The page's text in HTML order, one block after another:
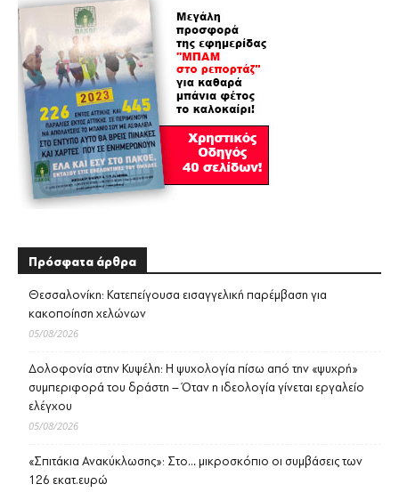
Πρόσφατα άρθρα
Θεσσαλονίκη: Κατεπείγουσα εισαγγελική παρέμβαση για
κακοποίηση χελώνων
05/08/2026
Δολοφονία στην Κυψέλη: Η ψυχολογία πίσω από την «ψυχρή»
συμπεριφορά του δράστη – Όταν η ιδεολογία γίνεται εργαλείο
ελέγχου
05/08/2026
«Σπιτάκια Ανακύκλωσης»: Στο… μικροσκόπιο οι συμβάσεις των
126 εκατ.ευρώ